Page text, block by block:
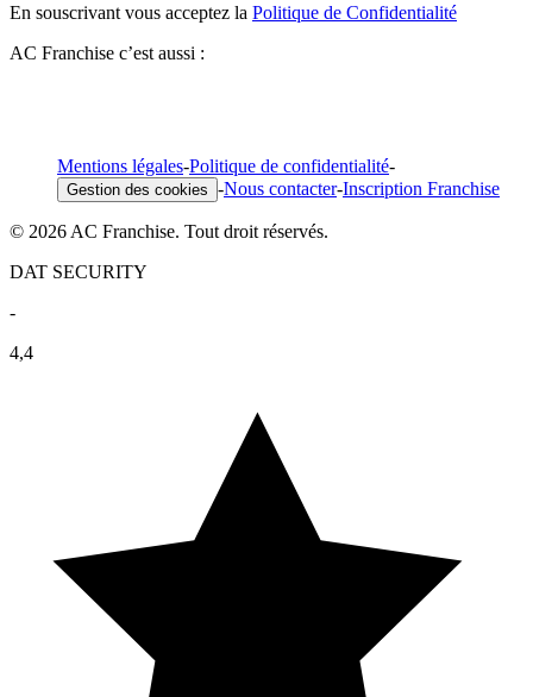
En souscrivant vous acceptez la Politique de Confidentialité
AC Franchise c’est aussi :
Mentions légales-Politique de confidentialité-
Gestion des cookies -Nous contacter-Inscription Franchise
© 2026 AC Franchise. Tout droit réservés.
DAT SECURITY
-
4,4